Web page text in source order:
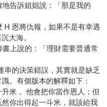
告訴姐姐說：「那是我的
H 恩將仇報，如果不是有幸遇
大海。
上說的：「理財需要普通常
串的決策錯誤，其實就是缺乏
。有個版本的解釋如下：
米， 他會把你當作恩人；但
你出得起一斗米，就該給我